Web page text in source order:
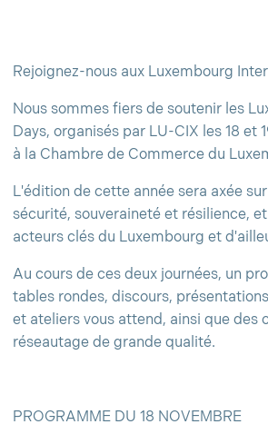
Rejoignez-nous aux Luxembourg
Nous sommes fiers de soutenir les
Days, organisés par LU-CIX les 18 et
à la Chambre de Commerce du
L'édition de cette année sera axée
sécurité, souveraineté et résilience,
acteurs clés du Luxembourg et
Au cours de ces deux journées, un
tables rondes, discours,
et ateliers vous attend, ainsi que des
réseautage de grande qualité.
PROGRAMME DU 18 NOVEMBRE